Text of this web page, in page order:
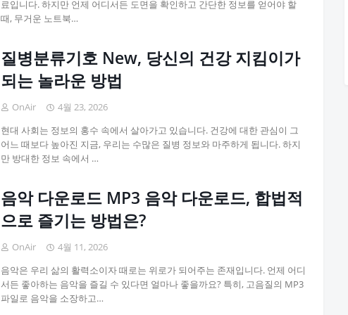
료입니다. 하지만 언제 어디서든 도면을 확인하고 간단한 정보를 얻어야 할
때, 무거운 노트북…
질병분류기호 New, 당신의 건강 지킴이가
되는 놀라운 방법
OnAir
4월 23, 2026
현대 사회는 정보의 홍수 속에서 살아가고 있습니다. 건강에 대한 관심이 그
어느 때보다 높아진 지금, 우리는 수많은 질병 정보와 마주하게 됩니다. 하지
만 방대한 정보 속에서 …
음악 다운로드 MP3 음악 다운로드, 합법적
으로 즐기는 방법은?
OnAir
4월 11, 2026
음악은 우리 삶의 활력소이자 때로는 위로가 되어주는 존재입니다. 언제 어디
서든 좋아하는 음악을 즐길 수 있다면 얼마나 좋을까요? 특히, 고음질의 MP3
파일로 음악을 소장하고…